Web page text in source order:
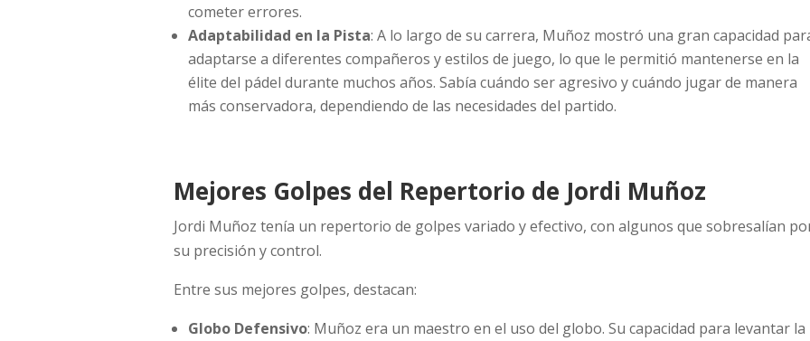
cometer errores.
Adaptabilidad en la Pista: A lo largo de su carrera, Muñoz mostró una gran capacidad
adaptarse a diferentes compañeros y estilos de juego, lo que le permitió mantenerse en la
élite del pádel durante muchos años. Sabía cuándo ser agresivo y cuándo jugar de manera
más conservadora, dependiendo de las necesidades del partido.
Mejores Golpes del Repertorio de Jordi Muñoz
Jordi Muñoz tenía un repertorio de golpes variado y efectivo, con algunos que sobresalían
su precisión y control.
Entre sus mejores golpes, destacan:
Globo Defensivo: Muñoz era un maestro en el uso del globo. Su capacidad para levantar la